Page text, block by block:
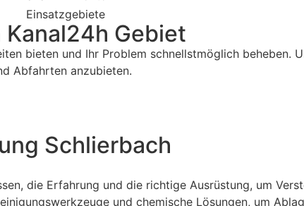
Gebiet
bieten und Ihr Problem schnellstmöglich beheben.
Abfahrten anzubieten.
Schlierbach
die Erfahrung und die richtige Ausrüstung, um
und chemische Lösungen, um